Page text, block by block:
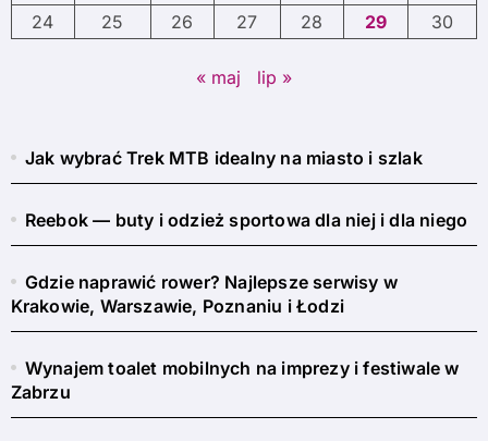
24
25 26 27 28 29 30
« maj lip »
Jak wybrać Trek MTB idealny na miasto i szlak
Reebok — buty i odzież sportowa dla niej i dla niego
Gdzie naprawić rower? Najlepsze serwisy w
Krakowie, Warszawie, Poznaniu i Łodzi
Wynajem toalet mobilnych na imprezy i festiwale w
Zabrzu